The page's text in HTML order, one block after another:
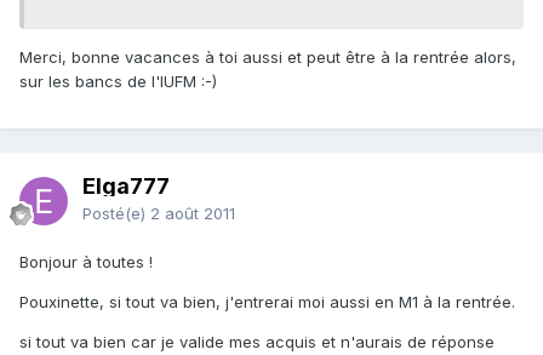
Merci, bonne vacances à toi aussi et peut être à la rentrée alors,
sur les bancs de l'IUFM :-)
Elga777
Posté(e) 2 août 2011
Bonjour à toutes !
Pouxinette, si tout va bien, j'entrerai moi aussi en M1 à la rentrée.
si tout va bien car je valide mes acquis et n'aurais de réponse